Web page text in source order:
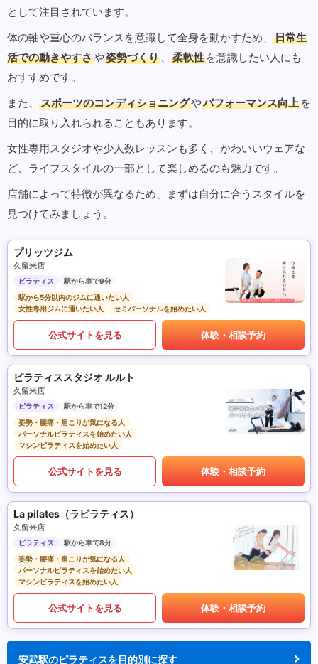
として注目されています。
体の軸や重心のバランスを意識して全身を動かすため、
日常生
活での動きやすさや姿勢づくり 、 柔軟性 を意識したい人にも
おすすめです。
また、
スポーツのコンディショニングやパフォーマンス向上 を
目的に取り入れられることもあります。
女性専用スタジオや少人数レッスンも多く、かわいいウェアな
ど、ライフスタイルの一部として楽しめるのも魅力です。
店舗によって特徴が異なるため、まずは自分に合うスタイルを
見つけてみましょう。
プリッツジム
久留米店
ピラティス
駅から車で9分
駅から5分以内のジムに通いたい人
女性専用ジムに通いたい人
セミパーソナルを始めたい人
公式サイトを見る 体験・相談予約
ピラティススタジオ ルルト
久留米店
ピラティス
駅から車で12分
姿勢・腰痛・肩こりが気になる人
パーソナルピラティスを始めたい人
マシンピラティスを始めたい人
公式サイトを見る 体験・相談予約
La pilates（ラピラティス）
久留米店
ピラティス
駅から車で8分
姿勢・腰痛・肩こりが気になる人
パーソナルピラティスを始めたい人
マシンピラティスを始めたい人
公式サイトを見る 体験・相談予約
安武駅のピラティスを目的別に探す